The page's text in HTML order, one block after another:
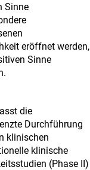
Sinne
eröffnet werden,
Sinne
die
Durchführung
klinischen
klinische
(Phase II)